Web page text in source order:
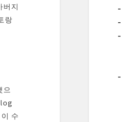
버지
랑
으
수